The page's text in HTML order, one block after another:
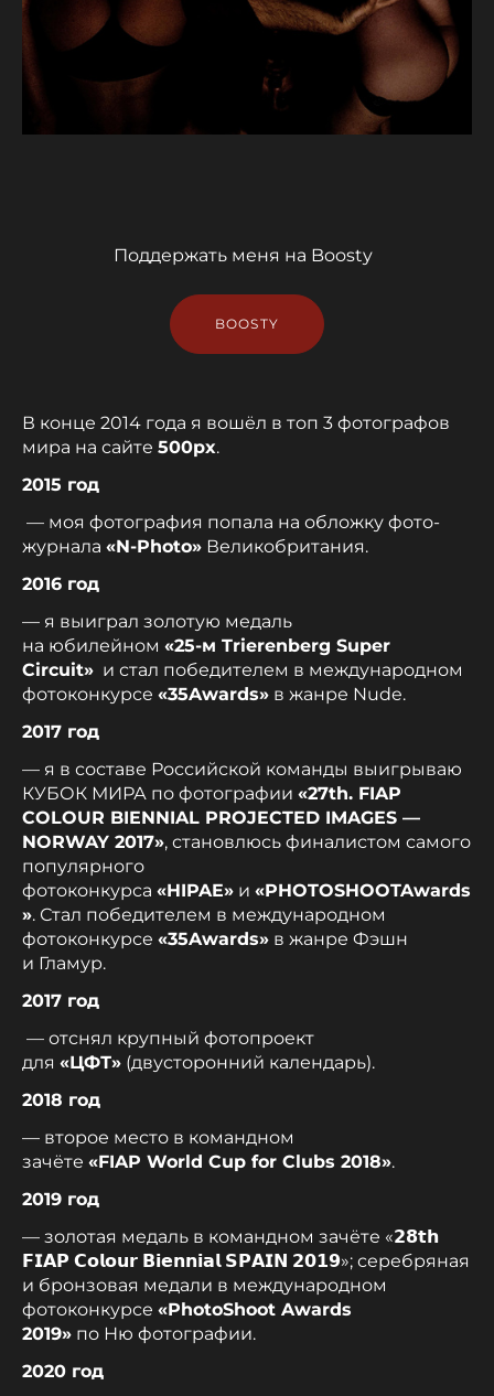
Поддержать меня на Boosty
BOOSTY
В конце 2014 года я вошёл в топ 3 фотографов
мира на сайте 500px.
2015 год
— моя фотография попала на обложку фото-
журнала «N-Photo» Великобритания.
2016 год
— я выиграл золотую медаль
на юбилейном «25-м Trierenberg Super
Circuit» и стал победителем в международном
фотоконкурсе «35Awards» в жанре Nude.
2017 год
— я в составе Российской команды выигрываю
КУБОК МИРА по фотографии «27th. FIAP
COLOUR BIENNIAL PROJECTED IMAGES —
NORWAY 2017», становлюсь финалистом самого
популярного
фотоконкурса «HIPAE» и «PHOTOSHOOTAwards
». Стал победителем в международном
фотоконкурсе «35Awards» в жанре Фэшн
и Гламур.
2017 год
— отснял крупный фотопроект
для «ЦФТ» (двусторонний календарь).
2018 год
— второе место в командном
зачёте «FIAP World Cup for Clubs 2018».
2019 год
— золотая медаль в командном зачёте «𝟮𝟴𝘁𝗵
𝗙𝗜𝗔𝗣 𝗖𝗼𝗹𝗼𝘂𝗿 𝗕𝗶𝗲𝗻𝗻𝗶𝗮𝗹 𝗦𝗣𝗔𝗜𝗡 𝟮𝟬𝟭𝟵»; серебряная
и бронзовая медали в международном
фотоконкурсе «PhotoShoot Awards
2019» по Ню фотографии.
2020 год